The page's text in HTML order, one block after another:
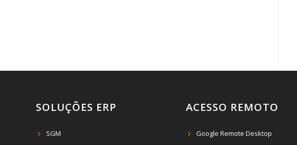
SOLUÇÕES ERP
SGM
ACESSO REMOTO
Google Remote Desktop